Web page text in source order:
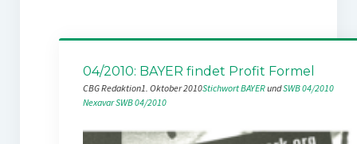
04/2010: BAYER findet Profit Formel
CBG Redaktion1. Oktober 2010Stichwort BAYER und SWB 04/2010
NexavarSWB 04/2010